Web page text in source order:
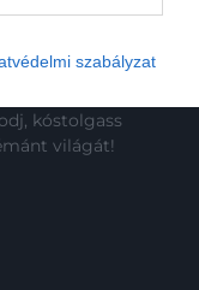
szabályzat
kóstolgass
világát!